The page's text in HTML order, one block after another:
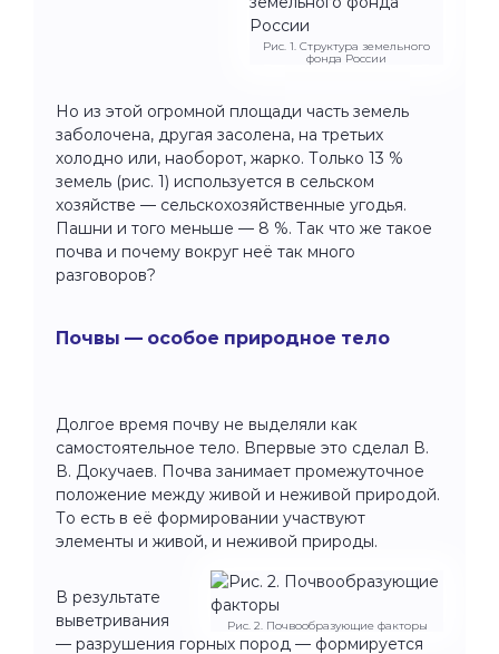
Рис. 1. Структура земельного
фонда России
Но из этой огромной площади часть земель
заболочена, другая засолена, на третьих
холодно или, наоборот, жарко. Только 13 %
земель (рис. 1) используется в сельском
хозяйстве — сельскохозяйственные угодья.
Пашни и того меньше — 8 %. Так что же такое
почва и почему вокруг неё так много
разговоров?
Почвы — особое природное тело
Долгое время почву не выделяли как
самостоятельное тело. Впервые это сделал В.
В. Докучаев. Почва занимает промежуточное
положение между живой и неживой природой.
То есть в её формировании участвуют
элементы и живой, и неживой природы.
Рис. 2. Почвообразующие факторы
В результате
выветривания
— разрушения горных пород — формируется